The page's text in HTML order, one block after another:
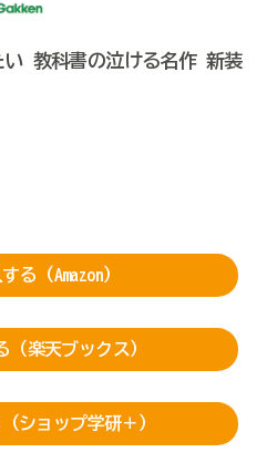
い 教科書の泣ける名作 新装
る（Amazon）
（楽天ブックス）
ショップ学研＋）